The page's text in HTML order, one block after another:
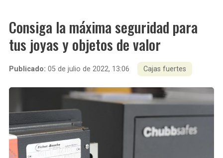
Spheris Xp
Forstyl
Consiga la máxima seguridad para
tus joyas y objetos de valor
Publicado: 05 de julio de 2022, 13:06 Cajas fuertes